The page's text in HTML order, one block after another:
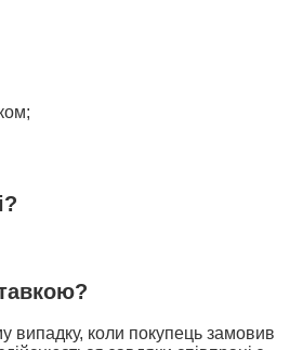
випадку, коли покупець замовив